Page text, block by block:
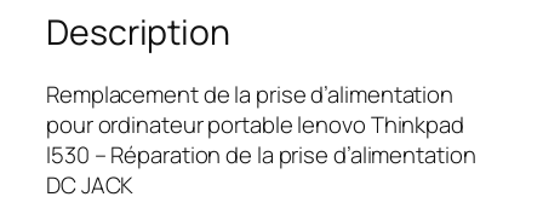
Description
Remplacement de la prise d’alimentation
pour ordinateur portable lenovo Thinkpad
l530 – Réparation de la prise d’alimentation
DC JACK